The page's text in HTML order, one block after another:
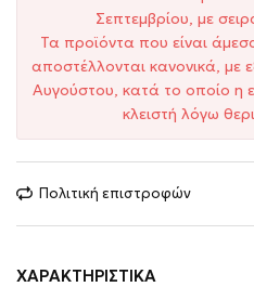
Σεπτεμβρίου, με
Τα προϊόντα που είναι
αποστέλλονται κανονικά, με
Αυγούστου, κατά το οποίο η
κλειστή λόγω
Πολιτική επιστροφών
ΧΑΡΑΚΤΗΡΙΣΤΙΚΆ